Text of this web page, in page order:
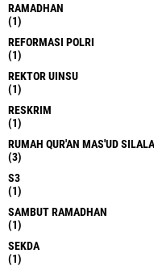
RAMADHAN
(1)
REFORMASI POLRI
(1)
REKTOR UINSU
(1)
RESKRIM
(1)
RUMAH QUR'AN MAS'UD
(3)
S3
(1)
SAMBUT RAMADHAN
(1)
SEKDA
(1)